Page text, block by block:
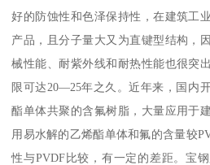
好的防蚀性和色泽保持性，在建筑工
产品，且分子量大又为直键型结构，
械性能、耐紫外线和耐热性能也很突
限可达20—25年之久。近年来，国内
酯单体共聚的含氟树脂，大量应用于
用易水解的乙烯酯单体和氟的含量较
性与PVDF比较，有一定的差距。宝